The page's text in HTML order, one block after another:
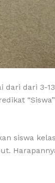
dari dari 3-
siswa